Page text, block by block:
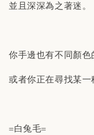
並且深深為之著迷。
你手邊也有不同顏色
或者你正在尋找某一
=白兔毛=